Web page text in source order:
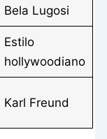
Bela Lugosi
Estilo
hollywoodiano
Karl Freund